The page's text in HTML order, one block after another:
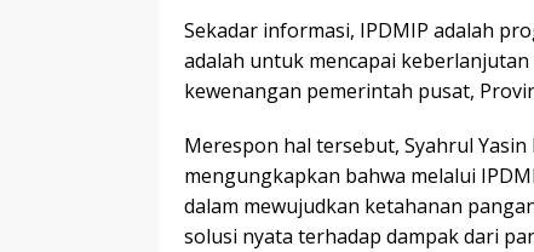
Sekadar informasi, IPDMIP adalah
adalah untuk mencapai
kewenangan pemerintah pusat,
Merespon hal tersebut, Syahrul
mengungkapkan bahwa melalui
dalam mewujudkan ketahanan
solusi nyata terhadap dampak dari